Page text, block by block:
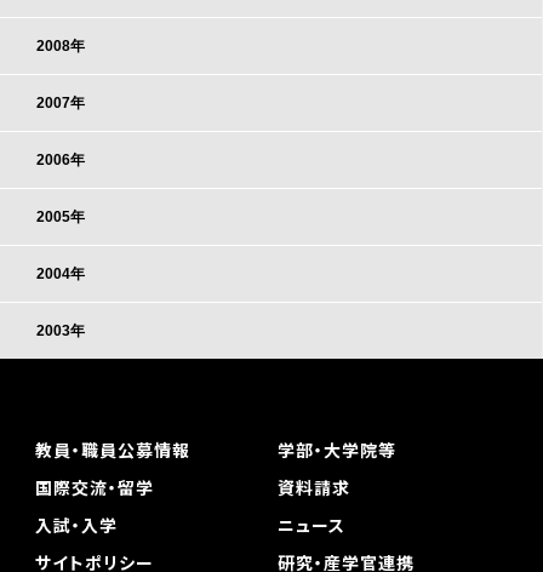
2008年
2007年
2006年
2005年
2004年
2003年
教員・職員公募情報
学部・大学院等
国際交流・留学
資料請求
入試・入学
ニュース
サイトポリシー
研究・産学官連携